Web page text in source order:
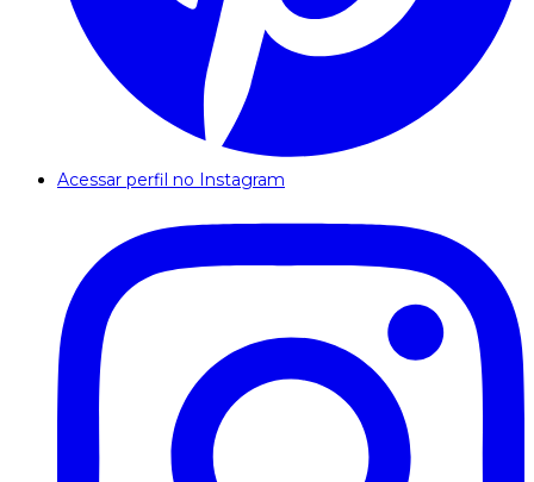
Acessar perfil no Instagram